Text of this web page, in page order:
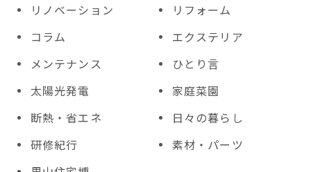
リノベーション
リフォーム
コラム
エクステリア
メンテナンス
ひとり言
太陽光発電
家庭菜園
断熱・省エネ
日々の暮らし
研修紀行
素材・パーツ